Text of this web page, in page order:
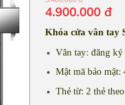
Giá
là:
5.400.000 đ.
4.900.000 đGiá
là:
Khóa cửa vân tay
Vân tay: đăng
Mật mã bảo
Thẻ từ: 2 thẻ